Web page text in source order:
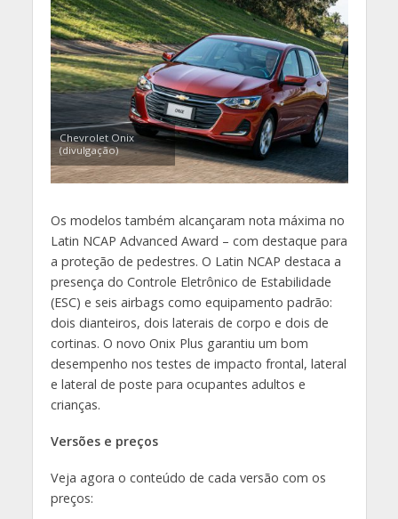
Chevrolet Onix
(divulgação)
Os modelos também alcançaram nota máxima no
Latin NCAP Advanced Award – com destaque para
a proteção de pedestres. O Latin NCAP destaca a
presença do Controle Eletrônico de Estabilidade
(ESC) e seis airbags como equipamento padrão:
dois dianteiros, dois laterais de corpo e dois de
cortinas. O novo Onix Plus garantiu um bom
desempenho nos testes de impacto frontal, lateral
e lateral de poste para ocupantes adultos e
crianças.
Versões e preços
Veja agora o conteúdo de cada versão com os
preços: